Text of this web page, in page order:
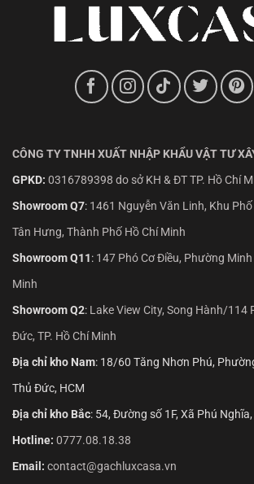
CÔNG TY TNHH XUẤT NHẬP KHẨU VẬT TƯ
GPKD: 0316789398 do sở KH & ĐT TP. Hồ Chí
Showroom Q7: 1461 Nguyễn Văn Linh, Khu
Tân Hưng, Thành Phố Hồ Chí Minh
Showroom Q11: 147 Phó Cơ Điều, Phường Minh
Minh
Showroom Q2: Lake View City, Song Hành/114
Đức, TP. Hồ Chí Minh
Địa chỉ kho Nam: 18/60 Tăng Nhơn Phú,
Thủ Đức, HCM
Địa chỉ kho Bắc: 54, Đường số 1F, Xã Phú
Hotline: 0777.08.18.38
Email: contact@gachluxcasa.vn